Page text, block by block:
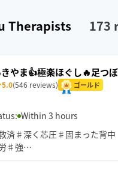
Therapists 173
やま👍極楽ほぐし🔥足つ
5.0(546 reviews) ゴールド
Within 3 hours
済♯深く芯圧♯固まった背中
♯強